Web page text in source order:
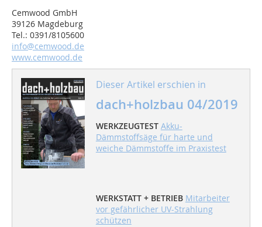
Cemwood GmbH
39126 Magdeburg
Tel.: 0391/8105600
info@cemwood.de
www.cemwood.de
Dieser Artikel erschien in
dach+holzbau 04/2019
WERKZEUGTEST Akku-
Dämmstoffsäge für harte und
weiche Dämmstoffe im Praxistest
WERKSTATT + BETRIEB Mitarbeiter
vor gefährlicher UV-Strahlung
schützen